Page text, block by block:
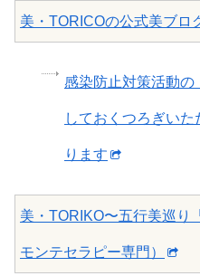
美・TORICOの公式美ブロ
感染防止対策活動の
しておくつろぎい
ります
美・TORIKO〜五行美巡り
モンテセラピー専門）